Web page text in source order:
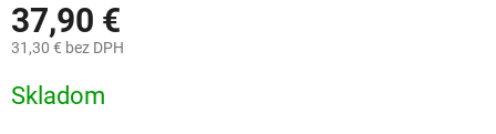
37,90 €
31,30 € bez DPH
cena:
Skladom